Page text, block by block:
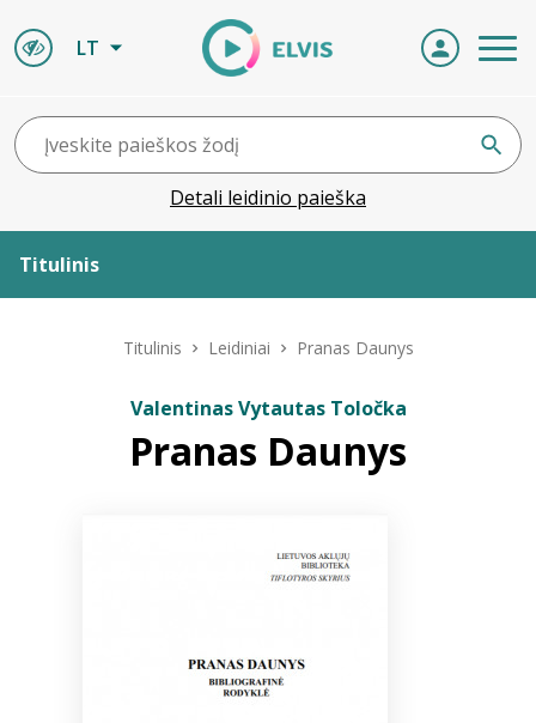
LT
Detali leidinio paieška
Titulinis
ELVIS atvyksta
Titulinis Leidiniai Pranas Daunys
Valentinas Vytautas Toločka
Pranas Daunys